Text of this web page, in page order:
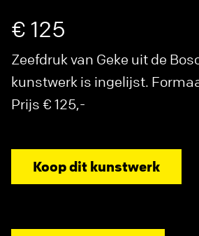
€ 125
Zeefdruk van Geke uit de
kunstwerk is ingelijst.
Prijs € 125,-
Koop dit kunstwerk